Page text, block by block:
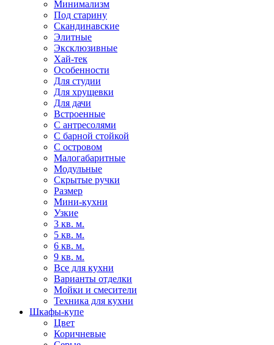
Минимализм
Под старину
Скандинавские
Элитные
Эксклюзивные
Хай-тек
Особенности
Для студии
Для хрущевки
Для дачи
Встроенные
С антресолями
С барной стойкой
С островом
Малогабаритные
Модульные
Скрытые ручки
Размер
Мини-кухни
Узкие
3 кв. м.
5 кв. м.
6 кв. м.
9 кв. м.
Все для кухни
Варианты отделки
Мойки и смесители
Техника для кухни
Шкафы-купе
Цвет
Коричневые